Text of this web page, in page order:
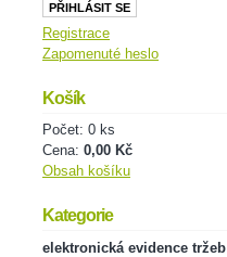
Registrace
Zapomenuté heslo
Košík
Počet: 0 ks
Cena: 0,00 Kč
Obsah košíku
Kategorie
elektronická evidence tržeb